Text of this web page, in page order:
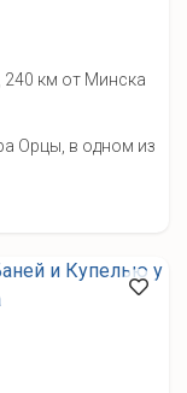
240 км от Минска
Орцы, в одном из